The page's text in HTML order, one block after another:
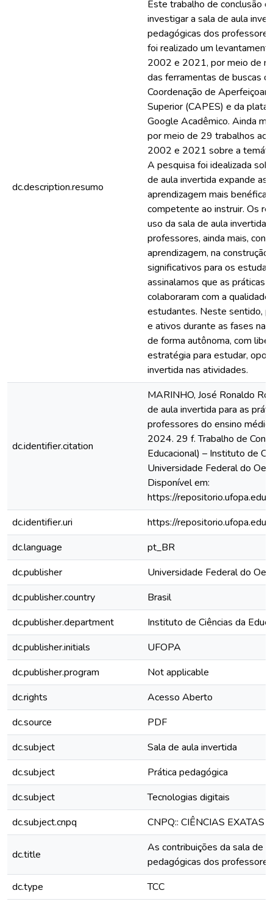
dc.description.resumo
Este trabalho de conclusão
investigar a sala de aula
pedagógicas dos
foi realizado um
2002 e 2021, por meio de
das ferramentas de buscas
Coordenação de
Superior (CAPES) e da
Google Acadêmico. Ainda
por meio de 29 trabalhos
2002 e 2021 sobre a
A pesquisa foi idealizada
de aula invertida expande as
aprendizagem mais
competente ao instruir. Os
uso da sala de aula invertida
professores, ainda mais,
aprendizagem, na
significativos para os
assinalamos que as práticas
colaboraram com a
estudantes. Neste sentido,
e ativos durante as fases na
de forma autônoma, com
estratégia para estudar,
invertida nas atividades.
dc.identifier.citation
MARINHO, José Ronaldo
de aula invertida para as
professores do ensino
2024. 29 f. Trabalho de
Educacional) – Instituto de
Universidade Federal do
Disponível em:
https://
dc.identifier.uri
https://
dc.language
pt_BR
dc.publisher
Universidade Federal do
dc.publisher.country
Brasil
dc.publisher.department
Instituto de Ciências da
dc.publisher.initials
UFOPA
dc.publisher.program
Not applicable
dc.rights
Acesso Aberto
dc.source
PDF
dc.subject
Sala de aula invertida
dc.subject
Prática pedagógica
dc.subject
Tecnologias digitais
dc.subject.cnpq
CNPQ:: CIÊNCIAS EXATAS
dc.title
As contribuições da sala de
pedagógicas dos
dc.type
TCC